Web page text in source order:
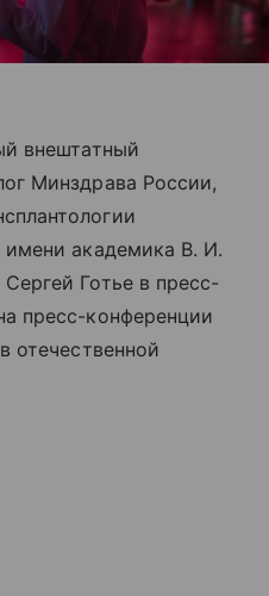
внештатный
Минздрава России,
имени академика В. И.
Готье в пресс-
пресс-конференции
отечественной